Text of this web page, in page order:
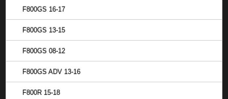
F800GS 16-17
F800GS 13-15
F800GS 08-12
F800GS ADV 13-16
F800R 15-18